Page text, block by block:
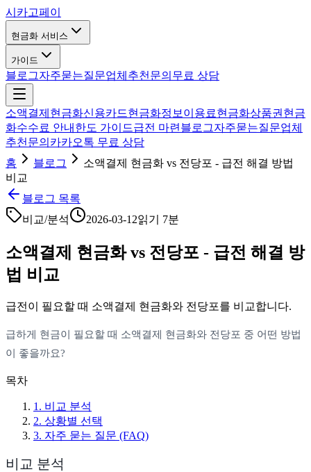
시카고페이
현금화 서비스
가이드
블로그자주묻는질문업체추천 문의 무료 상담
소액결제현금화신용카드현금화정보이용료현금화상품권현금
화수수료 안내 한도 가이드급전 마련 블로그자주묻는질문업체
추천 문의 카카오톡 무료 상담
홈
블로그
소액결제 현금화 vs 전당포 - 급전 해결 방법
비교
블로그 목록
비교/분석
2026-03-12읽기 7분
소액결제 현금화 vs 전당포 - 급전 해결 방
법 비교
급전이 필요할 때 소액결제 현금화와 전당포를 비교합니다.
급하게 현금이 필요할 때 소액결제 현금화와 전당포 중 어떤 방법
이 좋을까요?
목차
1 . 비교 분석
2. 상황별 선택
3. 자주 묻는 질문 (FAQ)
비교 분석